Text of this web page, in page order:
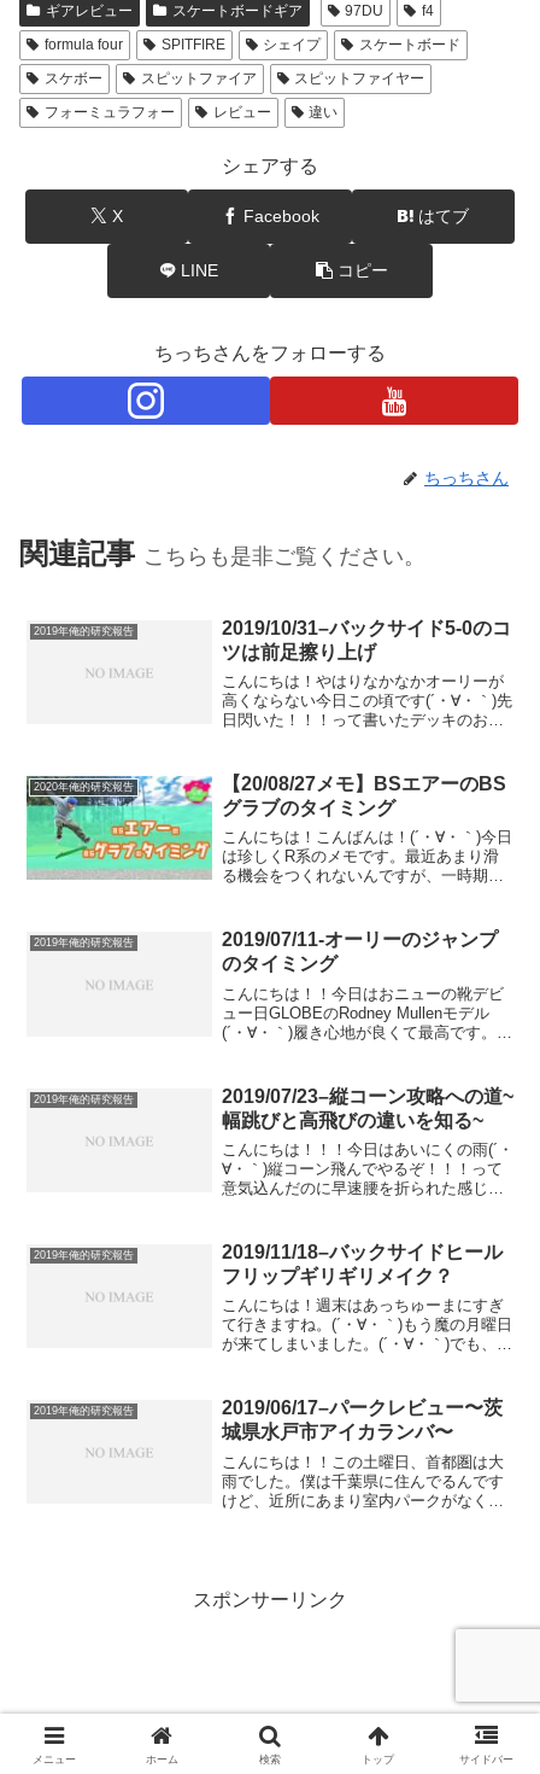
ギアレビュー スケートボードギア 97DU
f4
formula four
SPITFIRE シェイプ
スケートボード
スケボー
スピットファイア
スピットファイヤー
フォーミュラフォー
レビュー 違い
シェアする
X Facebook はてブ
LINE コピー
ちっちさんをフォローする
ちっちさん
関連記事 こちらも是非ご覧ください。
2019年俺的研究報告
2019/10/31–バックサイド5-0のコ
ツは前足擦り上げ
こんにちは！やはりなかなかオーリーが
高くならない今日この頃です(´・∀・｀)先
日閃いた！！！って書いたデッキのお腹
な簡単じゃなかったっす(´・∀・｀)そし
て、物跳び練習...
2020年俺的研究報告
【20/08/27メモ】BSエアーのBS
グラブのタイミング
こんにちは！こんばんは！(´・∀・｀)今日
は珍しくR系のメモです。最近あまり滑
る機会をつくれないんですが、一時期僕
ルとボウルの境界線ですが、プールは
もちろんアメリカの...
2019年俺的研究報告
2019/07/11-オーリーのジャンプ
のタイミング
こんにちは！！今日はおニューの靴デビ
ュー日GLOBEのRodney Mullenモデル
(´・∀・｀)履き心地が良くて最高です。今
｀)僕が強くテールを叩けない理由にも...
2019年俺的研究報告
2019/07/23–縦コーン攻略への道~
幅跳びと高飛びの違いを知る~
こんにちは！！！今日はあいにくの雨(´・
∀・｀)縦コーン飛んでやるぞ！！！って
意気込んだのに早速腰を折られた感じで
条書きでハイオーリーを実現するために
必要そうなこ...
2019年俺的研究報告
2019/11/18–バックサイドヒール
フリップギリギリメイク？
こんにちは！週末はあっちゅーまにすぎ
て行きますね。(´・∀・｀)もう魔の月曜日
が来てしまいました。(´・∀・｀)でも、こ
ーフ？ギリギリアウト？な感じでなんと
か...
2019年俺的研究報告
2019/06/17–パークレビュー〜茨
城県水戸市アイカランバ〜
こんにちは！！この土曜日、首都圏は大
雨でした。僕は千葉県に住んでるんです
けど、近所にあまり室内パークがなく、
スポンサーリンク
メニュー ホーム 検索 トップ サイドバー